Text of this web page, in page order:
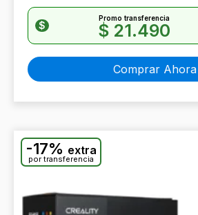
$
Promo transferencia
$21.490
Comprar Ahora
-17% extra
por transferencia